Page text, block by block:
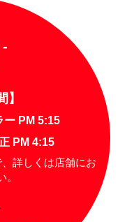
】
ー PM 5:15
PM 4:15
詳しくは店舗にお
。